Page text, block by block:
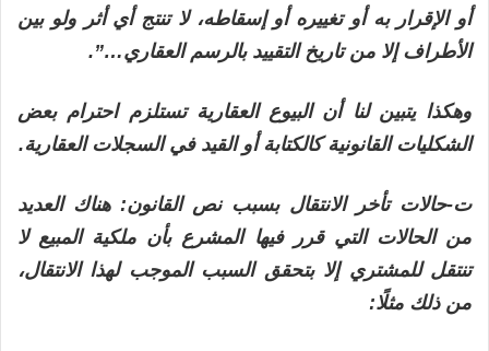
أو الإقرار به أو تغييره أو إسقاطه، لا تنتج أي أثر ولو بين
الأطراف إلا من تاريخ التقييد بالرسم العقاري…”.
وهكذا يتبين لنا أن البيوع العقارية تستلزم احترام بعض
الشكليات القانونية كالكتابة أو القيد في السجلات العقارية.
ت-حالات تأخر الانتقال بسبب نص القانون: هناك العديد
من الحالات التي قرر فيها المشرع بأن ملكية المبيع لا
تنتقل للمشتري إلا بتحقق السبب الموجب لهذا الانتقال،
من ذلك مثلًا: